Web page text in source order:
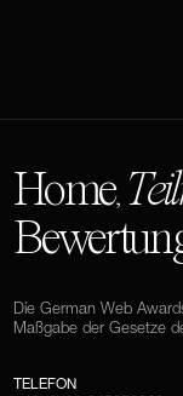
Home,
Die German Web
Maßgabe der Gesetze
TELEFON